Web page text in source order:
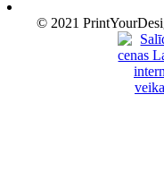
© 2021